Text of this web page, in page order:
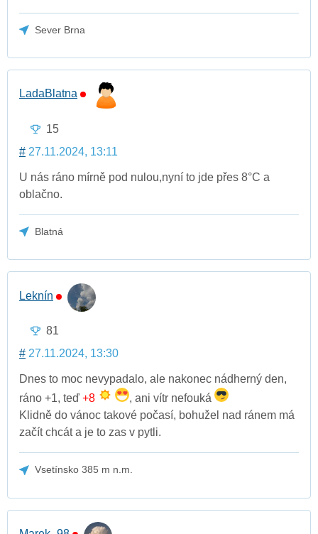
Sever Brna
LadaBlatna
15
# 27.11.2024, 13:11
U nás ráno mírně pod nulou,nyní to jde přes 8°C a
oblačno.
Blatná
Leknín
81
# 27.11.2024, 13:30
Dnes to moc nevypadalo, ale nakonec nádherný den,
ráno +1, teď +8
, ani vítr nefouká
Klidně do vánoc takové počasí, bohužel nad ránem má
začít chcát a je to zas v pytli.
Vsetínsko 385 m n.m.